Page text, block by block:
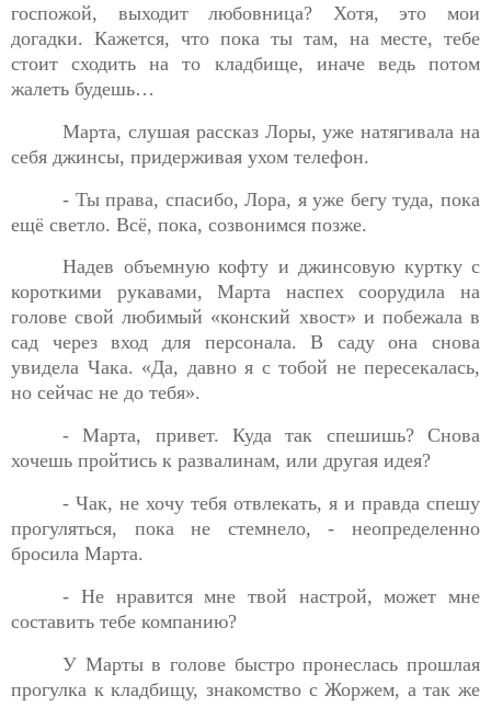
госпожой, выходит любовница? Хотя, это мои
догадки. Кажется, что пока ты там, на месте, тебе
стоит сходить на то кладбище, иначе ведь потом
жалеть будешь…
Марта, слушая рассказ Лоры, уже натягивала на
себя джинсы, придерживая ухом телефон.
- Ты права, спасибо, Лора, я уже бегу туда, пока
ещё светло. Всё, пока, созвонимся позже.
Надев объемную кофту и джинсовую куртку с
короткими рукавами, Марта наспех соорудила на
голове свой любимый «конский хвост» и побежала в
сад через вход для персонала. В саду она снова
увидела Чака. «Да, давно я с тобой не пересекалась,
но сейчас не до тебя».
- Марта, привет. Куда так спешишь? Снова
хочешь пройтись к развалинам, или другая идея?
- Чак, не хочу тебя отвлекать, я и правда спешу
прогуляться, пока не стемнело, - неопределенно
бросила Марта.
- Не нравится мне твой настрой, может мне
составить тебе компанию?
У Марты в голове быстро пронеслась прошлая
прогулка ккладбищу, знакомство с Жоржем, а так же